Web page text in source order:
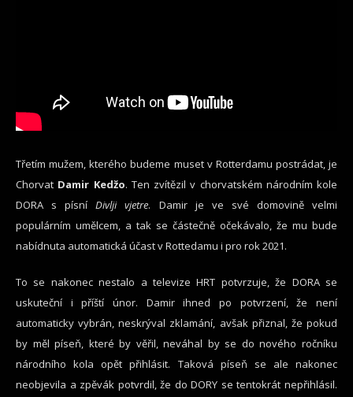
Třetím mužem, kterého budeme muset v Rotterdamu postrádat, je
Chorvat Damir Kedžo. Ten zvítězil v chorvatském národním kole
DORA s písníDivlji vjetre. Damir je ve své domovině velmi
populárním umělcem, a tak se částečně očekávalo, že mu bude
nabídnuta automatická účast v Rottedamu i pro rok 2021.
To se nakonec nestalo a televize HRT potvrzuje, že DORA se
uskuteční i příští únor. Damir ihned po potvrzení, že není
automaticky vybrán, neskrýval zklamání, avšak přiznal, že pokud
by měl píseň, které by věřil, neváhal by se do nového ročníku
národního kola opět přihlásit. Taková píseň se ale nakonec
neobjevila a zpěvák potvrdil, že do DORY se tentokrát nepřihlásil.